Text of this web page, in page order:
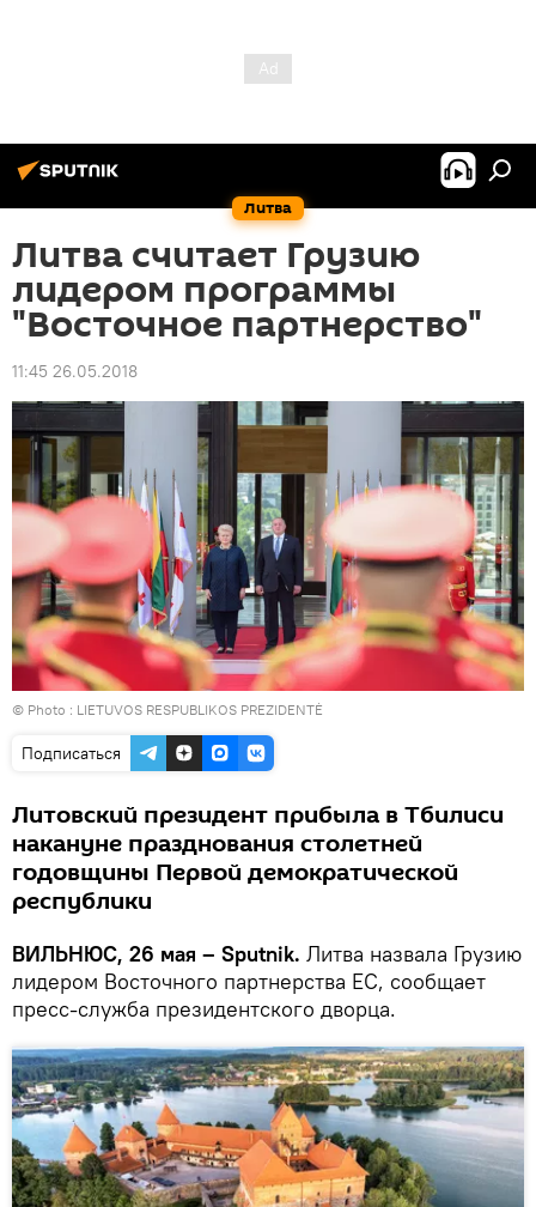
Литва
Литва считает Грузию
лидером программы
"Восточное партнерство"
11:45 26.05.2018
© Photo : LIETUVOS RESPUBLIKOS PREZIDENTĖ
Подписаться
Литовский президент прибыла в Тбилиси
накануне празднования столетней
годовщины Первой демократической
республики
ВИЛЬНЮС, 26 мая – Sputnik. Литва назвала Грузию
лидером Восточного партнерства ЕС, сообщает
пресс-служба президентского дворца.